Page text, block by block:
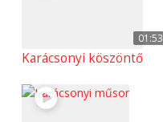
01:53
Karácsonyi köszöntő